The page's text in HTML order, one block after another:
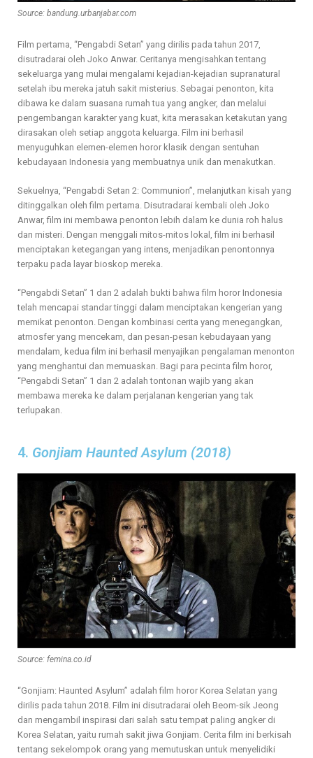
Source: bandung.urbanjabar.com
Film pertama, “Pengabdi Setan” yang dirilis pada tahun 2017,
disutradarai oleh Joko Anwar. Ceritanya mengisahkan tentang
sekeluarga yang mulai mengalami kejadian-kejadian supranatural
setelah ibu mereka jatuh sakit misterius. Sebagai penonton, kita
dibawa ke dalam suasana rumah tua yang angker, dan melalui
pengembangan karakter yang kuat, kita merasakan ketakutan yang
dirasakan oleh setiap anggota keluarga. Film ini berhasil
menyuguhkan elemen-elemen horor klasik dengan sentuhan
kebudayaan Indonesia yang membuatnya unik dan menakutkan.
Sekuelnya, “Pengabdi Setan 2: Communion”, melanjutkan kisah yang
ditinggalkan oleh film pertama. Disutradarai kembali oleh Joko
Anwar, film ini membawa penonton lebih dalam ke dunia roh halus
dan misteri. Dengan menggali mitos-mitos lokal, film ini berhasil
menciptakan ketegangan yang intens, menjadikan penontonnya
terpaku pada layar bioskop mereka.
“Pengabdi Setan” 1 dan 2 adalah bukti bahwa film horor Indonesia
telah mencapai standar tinggi dalam menciptakan kengerian yang
memikat penonton. Dengan kombinasi cerita yang menegangkan,
atmosfer yang mencekam, dan pesan-pesan kebudayaan yang
mendalam, kedua film ini berhasil menyajikan pengalaman menonton
yang menghantui dan memuaskan. Bagi para pecinta film horor,
“Pengabdi Setan” 1 dan 2 adalah tontonan wajib yang akan
membawa mereka ke dalam perjalanan kengerian yang tak
terlupakan.
4. Gonjiam Haunted Asylum (2018)
Source: femina.co.id
“Gonjiam: Haunted Asylum” adalah film horor Korea Selatan yang
dirilis pada tahun 2018. Film ini disutradarai oleh Beom-sik Jeong
dan mengambil inspirasi dari salah satu tempat paling angker di
Korea Selatan, yaitu rumah sakit jiwa Gonjiam. Cerita film ini berkisah
tentang sekelompok orang yang memutuskan untuk menyelidiki